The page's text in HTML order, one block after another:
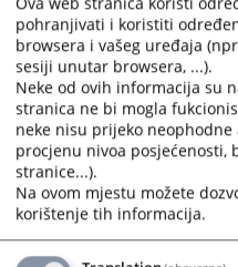
za 2020. godinu, koji
koje će biti realizirane u
specijalističkih obuka.
Koristimo ovu priliku da Vas
obuke i stručnog
objavite vašu internet
Za više informacija možete
sudija i tužilaca u Federaciji
cestfbih@cest.gov.ba ili
pohranjivati i koristiti
browsera i vašeg uređaja
sesiji unutar browsera, ...).
Neke od ovih informacija su
stranica ne bi mogla
neke nisu prijeko
procjenu nivoa posjećenosti,
stranice...).
Na ovom mjestu možete
korištenje tih informacija.